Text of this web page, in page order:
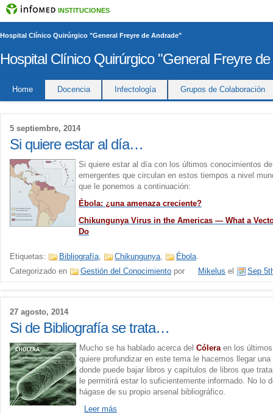
INSTITUCIONES
Hospital Clínico Quirúrgico "General Freyre de Andrade"
Hospital Clínico Quirúrgico "General Freyre
Home Docencia Infectología Grupos de Colaboración
5 septiembre, 2014
Si quiere estar al día…
Si quiere estar al día con los últimos conocimientos
emergentes que circulan en estos tiempos a nivel
que le ponemos a continuación:
Ébola: ¿una amenaza creciente?
Chikungunya Virus in the Americas — What a
Do
Etiquetas: Bibliografía, Chikungunya, Ébola.
Categorizado en
Gestión del Conocimiento por Mikelus el Sep
27 agosto, 2014
Si de Bibliografía se trata…
Mucho se ha hablado acerca del Cóleraen los
quiere profundizar en este tema le hacemos llegar
donde puede bajar libros y capítulos de libros que
le permitirá estar lo suficientemente informado. No lo
hágase de su propio arsenal bibliográfico.
Leer más